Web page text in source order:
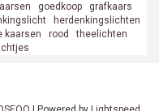
goedkoop
grafkaars
herdenkingslichten
kaarsen rood
theelichten